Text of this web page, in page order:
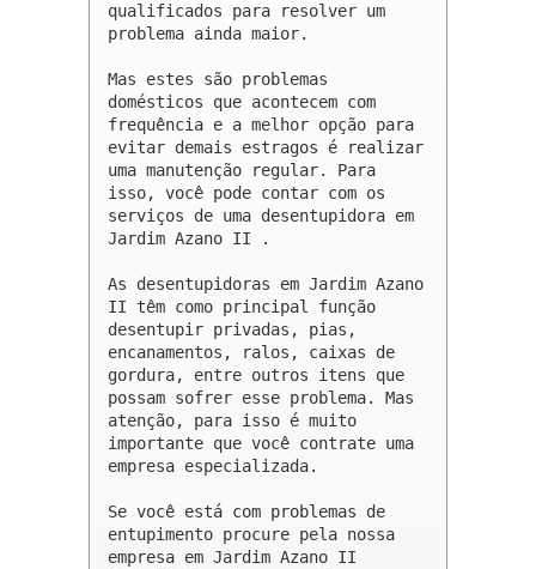
qualificados para resolver um
problema ainda maior.
Mas estes são problemas
domésticos que acontecem com
frequência e a melhor opção para
evitar demais estragos é realizar
uma manutenção regular. Para
isso, você pode contar com os
serviços de uma desentupidora em
Jardim Azano II .
As desentupidoras em Jardim Azano
II têm como principal função
desentupir privadas, pias,
encanamentos, ralos, caixas de
gordura, entre outros itens que
possam sofrer esse problema. Mas
atenção, para isso é muito
importante que você contrate uma
empresa especializada.
Se você está com problemas de
entupimento procure pela nossa
empresa em Jardim Azano II